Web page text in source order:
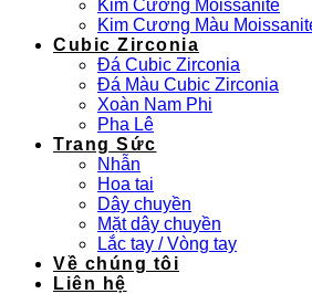
Kim Cương Moissanite
Kim Cương Màu
Cubic Zirconia
Đá Cubic Zirconia
Đá Màu Cubic Zirconia
Xoàn Nam Phi
Pha Lê
Trang Sức
Nhẫn
Hoa tai
Dây chuyền
Mặt dây chuyền
Lắc tay / Vòng tay
Về chúng tôi
Liên hệ